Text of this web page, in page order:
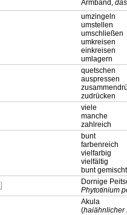
Armband, das
umzingeln
umstellen
umschließen
umkreisen
einkreisen
umlagern
quetschen
auspressen
zudrücken
viele
manche
zahlreich
bunt
farbenreich
vielfarbig
vielfältig
bunt gemischt
Dornige
Phytotinium
Akula
(haiähnlicher